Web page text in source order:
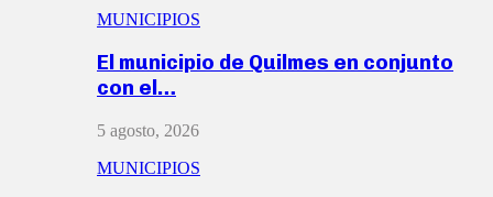
MUNICIPIOS
El municipio de Quilmes en conjunto
con el…
5 agosto, 2026
MUNICIPIOS